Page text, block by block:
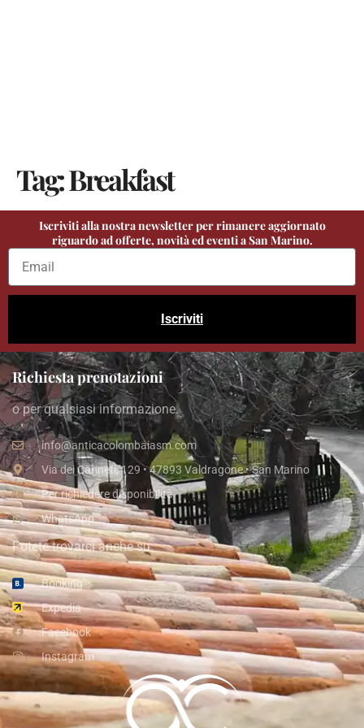
Tag:Breakfast
Iscriviti alla nostra newsletter per rimanere aggiornato
riguardo ad offerte, novità ed eventi a San Marino.
Iscriviti
Richiesta prenotazioni
o per qualsiasi informazione.
info@anticacolombaiasm.com
Via dei Canneti, 129 • 47893 Valdragone • San Marino
Per richiedere disponibilità
WhatsApp
Potete trovarci anche su:
Booking
Expedia
Facebook
Instagram